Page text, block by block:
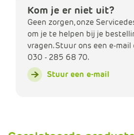
Kom je er niet uit?
Geen zorgen, onze
om je te helpen bij je
vragen. Stuur ons een e-mail
030 - 285 68 70.
Stuur een e-mail